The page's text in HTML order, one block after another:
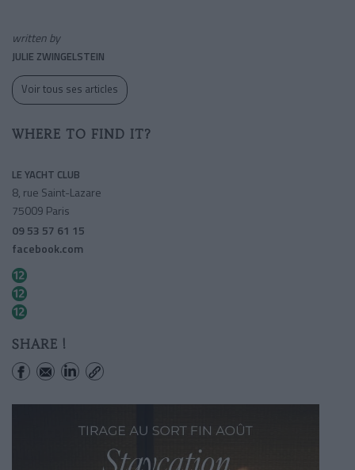
written by
JULIE ZWINGELSTEIN
Voir tous ses articles
WHERE TO FIND IT?
LE YACHT CLUB
8, rue Saint-Lazare
75009 Paris
09 53 57 61 15
facebook.com
SHARE !